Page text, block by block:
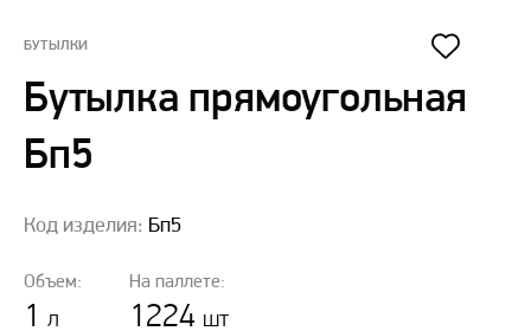
БУТЫЛКИ
Бутылка прямоугольная
Бп5
Код изделия: Бп5
Объем:
1 л
На паллете:
1224 шт